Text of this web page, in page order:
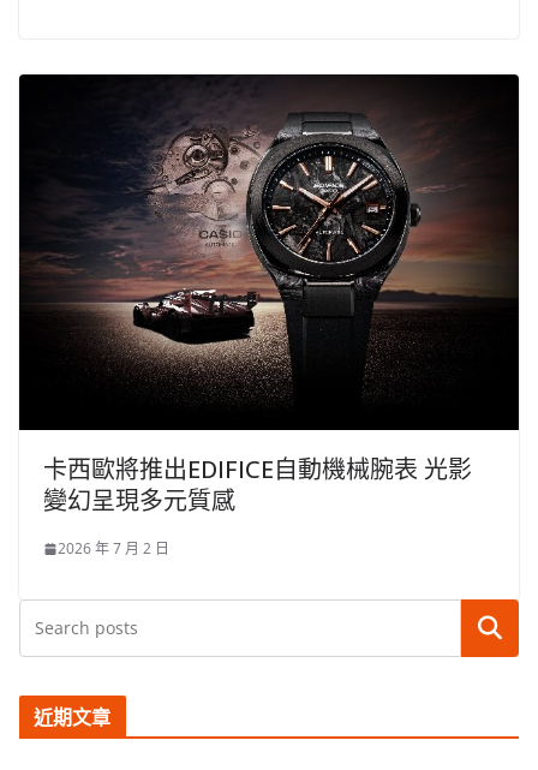
卡西歐將推出EDIFICE自動機械腕表 光影
變幻呈現多元質感
2026 年 7 月 2 日
搜尋
近期文章